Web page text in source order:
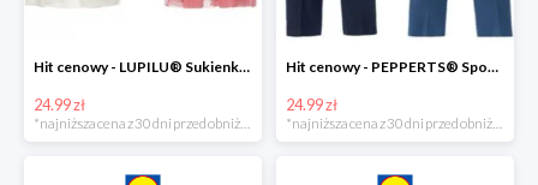
Hit cenowy - LUPILU® Sukienka dziewczęca
24.99 zł
Hit cenowy - PEPPERTS® Spodnie garniturowe młodzieżowe
24.99 zł